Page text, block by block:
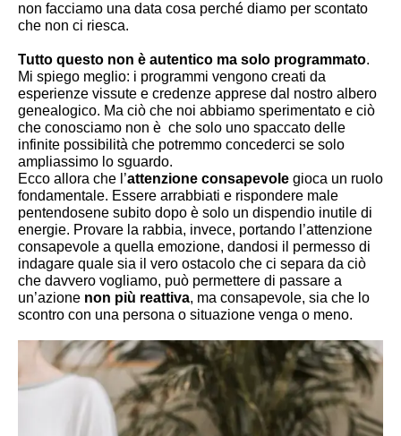
non facciamo una data cosa perché diamo per scontato
che non ci riesca.
Tutto questo non è autentico ma solo programmato.
Mi spiego meglio: i programmi vengono creati da
esperienze vissute e credenze apprese dal nostro albero
genealogico. Ma ciò che noi abbiamo sperimentato e ciò
che conosciamo non è  che solo uno spaccato delle
infinite possibilità che potremmo concederci se solo
ampliassimo lo sguardo.
Ecco allora che l’attenzione consapevole gioca un ruolo
fondamentale. Essere arrabbiati e rispondere male
pentendosene subito dopo è solo un dispendio inutile di
energie. Provare la rabbia, invece, portando l’attenzione
consapevole a quella emozione, dandosi il permesso di
indagare quale sia il vero ostacolo che ci separa da ciò
che davvero vogliamo, può permettere di passare a
un’azione non più reattiva, ma consapevole, sia che lo
scontro con una persona o situazione venga o meno.